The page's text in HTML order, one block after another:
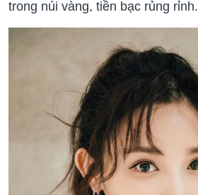
trong núi vàng, tiền bạc rủng rỉnh.